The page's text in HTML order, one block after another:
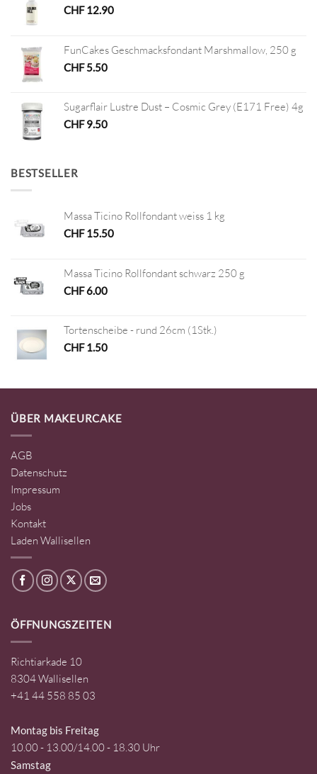
CHF12.90
FunCakes Geschmacksfondant Marshmallow, 250 g
CHF5.50
Sugarflair Lustre Dust – Cosmic Grey (E171 Free) 4g
CHF9.50
BESTSELLER
Massa Ticino Rollfondant weiss 1 kg
CHF15.50
Massa Ticino Rollfondant schwarz 250 g
CHF6.00
Tortenscheibe - rund 26cm (1Stk.)
CHF1.50
ÜBER MAKEURCAKE
AGB
Datenschutz
Impressum
Jobs
Kontakt
Laden Wallisellen
ÖFFNUNGSZEITEN
Richtiarkade 10
8304 Wallisellen
+41 44 558 85 03
Montag bis Freitag
10.00 - 13.00/14.00 - 18.30 Uhr
Samstag